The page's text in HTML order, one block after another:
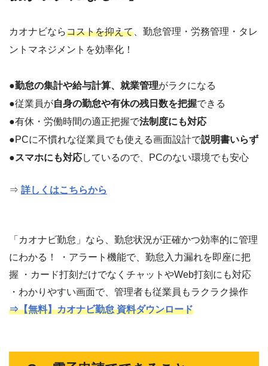
カオナビならコストを抑えて 、勤怠管理・労務管理・タレ
ントマネジメントを効率化！
●勤怠の集計や給与計算、就業管理がラクになる
●従業員が自身の勤怠や有休の残日数を把握できる
●有休・労働時間の適正把握で法制度にも対応
●PCに不慣れな従業員でも使える画面設計で説明書いらず
●スマホにも対応しているので、PCのない環境でも安心
⇒ 詳しくはこちらから
「カオナビ勤怠」なら、勤怠状況が正確かつ効率的に管理
にわかる！ ・アラート機能で、勤怠入力漏れを即座に把
握 ・カード打刻だけでなくチャットやWeb打刻にも対応
・わかりやすい画面で、管理者も従業員もラクラク操作
⇒【無料】カオナビ勤怠 資料ダウンロード